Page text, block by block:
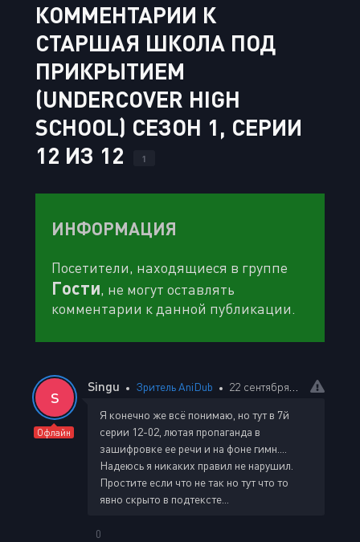
КОММЕНТАРИИ К
СТАРШАЯ ШКОЛА ПОД
ПРИКРЫТИЕМ
(UNDERCOVER HIGH
SCHOOL) СЕЗОН 1, СЕРИИ
12 ИЗ 12
1
ИНФОРМАЦИЯ
Посетители, находящиеся в группе
Гости, не могут оставлять
комментарии к данной публикации.
S
Офлайн
Singu Зритель AniDub 22 сентября 2025 20:41
Я конечно же всё понимаю, но тут в 7й
серии 12-02, лютая пропаганда в
зашифровке ее речи и на фоне гимн....
Надеюсь я никаких правил не нарушил.
Простите если что не так но тут что то
явно скрыто в подтексте...
0